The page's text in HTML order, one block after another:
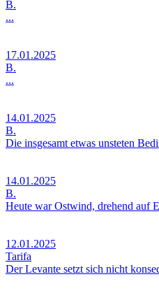
B.
...
17.01.2025
B.
...
14.01.2025
B.
Die insgesamt etwas unsteten
14.01.2025
B.
Heute war Ostwind, drehend auf
12.01.2025
Tarifa
Der Levante setzt sich nicht